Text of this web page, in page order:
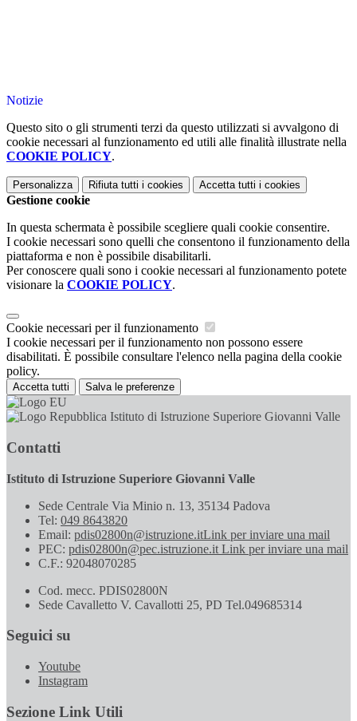
Notizie
Questo sito o gli strumenti terzi da questo utilizzati si avvalgono di
cookie necessari al funzionamento ed utili alle finalità illustrate nella
COOKIE POLICY.
Personalizza Rifiuta tutti i cookies Accetta tutti i cookies
Gestione cookie
In questa schermata è possibile scegliere quali cookie consentire.
I cookie necessari sono quelli che consentono il funzionamento della
piattaforma e non è possibile disabilitarli.
Per conoscere quali sono i cookie necessari al funzionamento potete
visionare la COOKIE POLICY.
Cookie necessari per il funzionamento
I cookie necessari per il funzionamento non possono essere
disabilitati. È possibile consultare l'elenco nella pagina della cookie
policy.
Accetta tutti Salva le preferenze
Istituto di Istruzione Superiore Giovanni Valle
Contatti
Istituto di Istruzione Superiore Giovanni Valle
Sede Centrale Via Minio n. 13, 35134 Padova
Tel: 049 8643820
Email: pdis02800n@istruzione.itLink per inviare una mail
PEC: pdis02800n@pec.istruzione.it Link per inviare una mail
C.F.: 92048070285
Cod. mecc. PDIS02800N
Sede Cavalletto V. Cavallotti 25, PD Tel.049685314
Seguici su
Youtube
Instagram
Sezione Link Utili